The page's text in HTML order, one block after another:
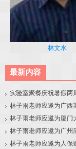
林文水
最新内容
实验室聚餐庆祝暑假两
林子雨老师应邀为广州